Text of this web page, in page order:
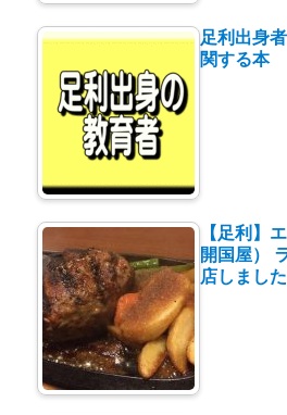
足利出身
関する本
【足利】
開国屋）
店しました